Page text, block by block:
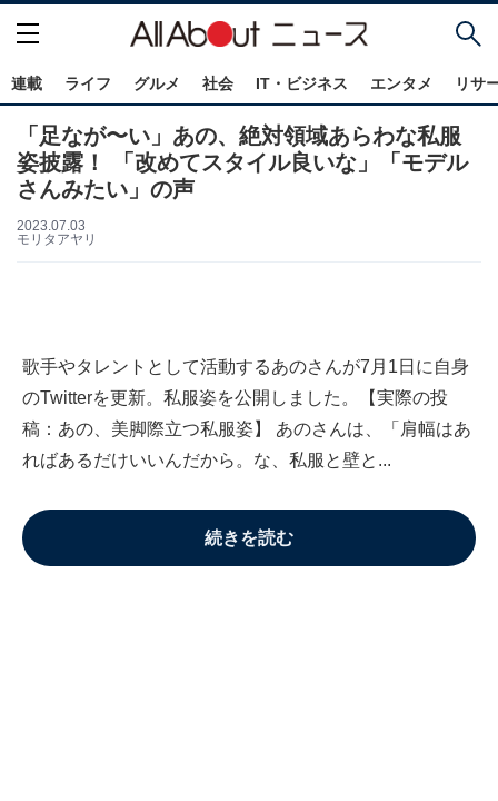
連載 ライフ グルメ 社会 IT・ビジネス エンタメ リサ
「足なが〜い」あの、絶対領域あらわな私服
姿披露！ 「改めてスタイル良いな」「モデル
さんみたい」の声
2023.07.03
モリタアヤリ
歌手やタレントとして活動するあのさんが7月1日に自身
のTwitterを更新。私服姿を公開しました。【実際の投
稿：あの、美脚際立つ私服姿】 あのさんは、「肩幅はあ
ればあるだけいいんだから。な、私服と壁と...
続きを読む